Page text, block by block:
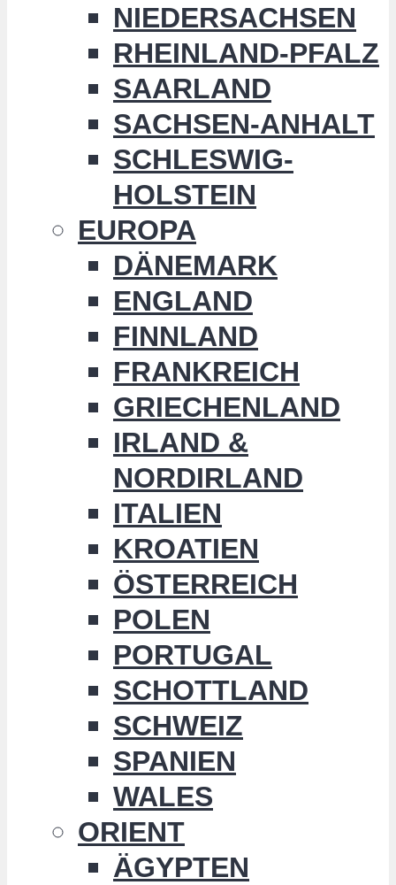
NIEDERSACHSEN
RHEINLAND-PFALZ
SAARLAND
SACHSEN-ANHALT
SCHLESWIG-
HOLSTEIN
EUROPA
DÄNEMARK
ENGLAND
FINNLAND
FRANKREICH
GRIECHENLAND
IRLAND &
NORDIRLAND
ITALIEN
KROATIEN
ÖSTERREICH
POLEN
PORTUGAL
SCHOTTLAND
SCHWEIZ
SPANIEN
WALES
ORIENT
ÄGYPTEN